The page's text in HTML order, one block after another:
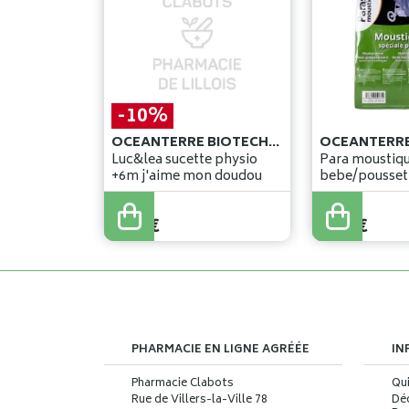
-10%
OCEANTERRE BIOTECHNOLOGIE
Luc&lea sucette physio
+6m j'aime mon doudou
5,45€
4,90 €
Para
bebe/
5,14 €
PHARMACIE EN LIGNE AGRÉÉE
Pharmacie Clabots
Rue de Villers-la-Ville 78